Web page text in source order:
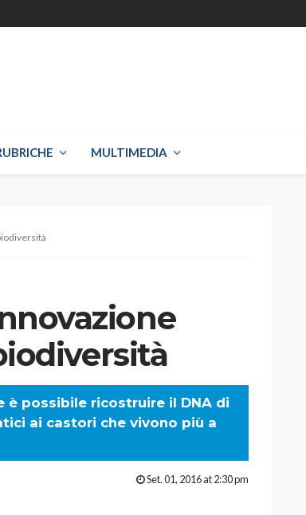
MULTIMEDIA
è possibile ricostruire il DNA di
ai castori che vivono più a
Set. 01, 2016 at 2:30 pm